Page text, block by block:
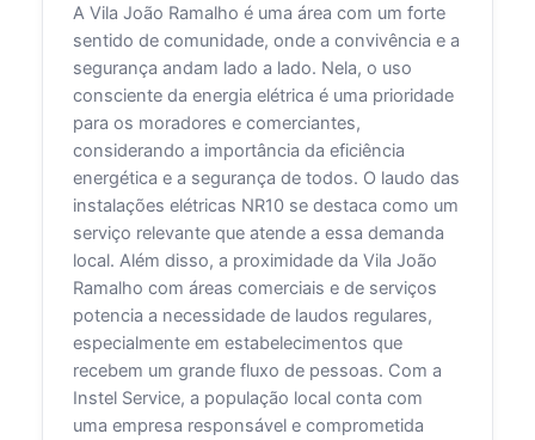
A Vila João Ramalho é uma área com um forte
sentido de comunidade, onde a convivência e a
segurança andam lado a lado. Nela, o uso
consciente da energia elétrica é uma prioridade
para os moradores e comerciantes,
considerando a importância da eficiência
energética e a segurança de todos. O laudo das
instalações elétricas NR10 se destaca como um
serviço relevante que atende a essa demanda
local. Além disso, a proximidade da Vila João
Ramalho com áreas comerciais e de serviços
potencia a necessidade de laudos regulares,
especialmente em estabelecimentos que
recebem um grande fluxo de pessoas. Com a
Instel Service, a população local conta com
uma empresa responsável e comprometida